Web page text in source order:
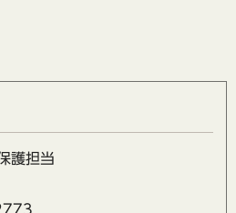
護担当